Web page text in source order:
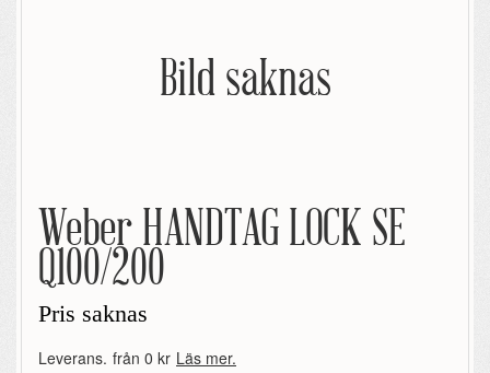
Bild saknas
Weber HANDTAG LOCK SE
Q100/200
Pris saknas
Leverans. från 0 kr Läs mer.